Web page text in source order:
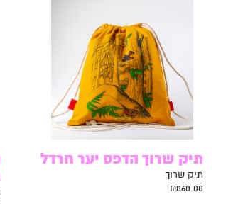
תיק שרוך הדפס יער חרדל
תיק שרוך
₪160.00